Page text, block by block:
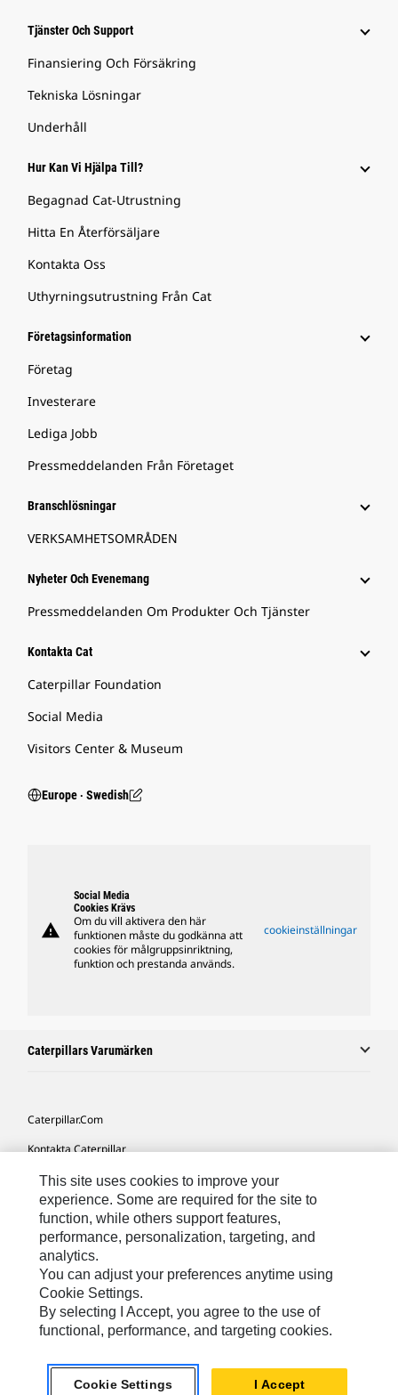
Tjänster Och Support
Finansiering Och Försäkring
Tekniska Lösningar
Underhåll
Hur Kan Vi Hjälpa Till?
Begagnad Cat-Utrustning
Hitta En Återförsäljare
Kontakta Oss
Uthyrningsutrustning Från Cat
Företagsinformation
Företag
Investerare
Lediga Jobb
Pressmeddelanden Från Företaget
Branschlösningar
VERKSAMHETSOMRÅDEN
Nyheter Och Evenemang
Pressmeddelanden Om Produkter Och Tjänster
Kontakta Cat
Caterpillar Foundation
Social Media
Visitors Center & Museum
Europe ‧ Swedish
warning
Social Media
Cookies Krävs
Om du vill aktivera den här
funktionen måste du godkänna att
cookies för målgruppsinriktning,
funktion och prestanda används.
cookieinställningar
Caterpillars Varumärken
Caterpillar.com
Kontakta Caterpillar
Mina Marknadsföringspreferenser
Platskarta
Cookie Settings
Juridiskt
Sekretess
Europe-Swedish© 2026 Caterpillar. Med ensamrätt.
This site uses cookies to improve your
experience. Some are required for the site to
function, while others support features,
performance, personalization, targeting, and
analytics.
You can adjust your preferences anytime using
Cookie Settings.
By selecting I Accept, you agree to the use of
functional, performance, and targeting cookies.
Cookie Settings I Accept